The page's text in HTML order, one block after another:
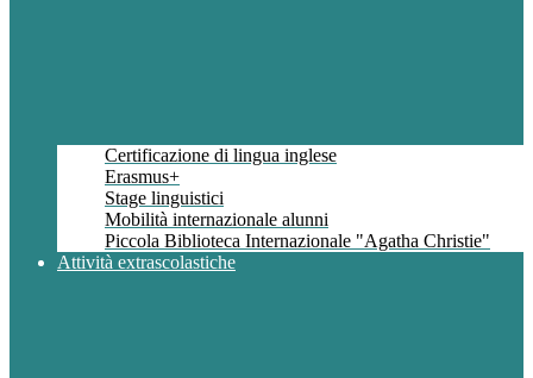
Certificazione di lingua inglese
Erasmus+
Stage linguistici
Mobilità internazionale alunni
Piccola Biblioteca Internazionale "Agatha Christie"
Attività extrascolastiche